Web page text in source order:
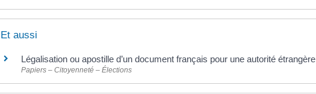
Et aussi
Légalisation ou apostille d’un document français pour une autorité étrangère
Papiers – Citoyenneté – Élections